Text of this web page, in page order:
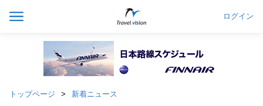
ログイン
トップページ 新着ニュース